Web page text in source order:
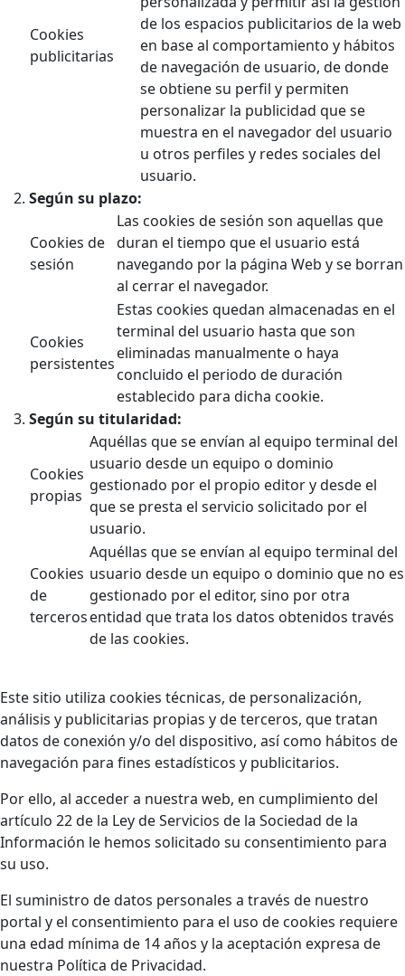
Cookies
publicitarias
de los espacios publicitarios de la web
en base al comportamiento y hábitos
de navegación de usuario, de donde
se obtiene su perfil y permiten
personalizar la publicidad que se
muestra en el navegador del usuario
u otros perfiles y redes sociales del
usuario.
Según su plazo:
Cookies de
sesión
Las cookies de sesión son aquellas que
duran el tiempo que el usuario está
navegando por la página Web y se borran
al cerrar el navegador.
Cookies
persistentes
Estas cookies quedan almacenadas en el
terminal del usuario hasta que son
eliminadas manualmente o haya
concluido el periodo de duración
establecido para dicha cookie.
Según su titularidad:
Cookies
propias
Aquéllas que se envían al equipo terminal del
usuario desde un equipo o dominio
gestionado por el propio editor y desde el
que se presta el servicio solicitado por el
usuario.
Cookies
de
terceros
Aquéllas que se envían al equipo terminal del
usuario desde un equipo o dominio que no es
gestionado por el editor, sino por otra
entidad que trata los datos obtenidos través
de las cookies.
Este sitio utiliza cookies técnicas, de personalización,
análisis y publicitarias propias y de terceros, que tratan
datos de conexión y/o del dispositivo, así como hábitos de
navegación para fines estadísticos y publicitarios.
Por ello, al acceder a nuestra web, en cumplimiento del
artículo 22 de la Ley de Servicios de la Sociedad de la
Información le hemos solicitado su consentimiento para
su uso.
El suministro de datos personales a través de nuestro
portal y el consentimiento para el uso de cookies requiere
una edad mínima de 14 años y la aceptación expresa de
nuestra Política de Privacidad.